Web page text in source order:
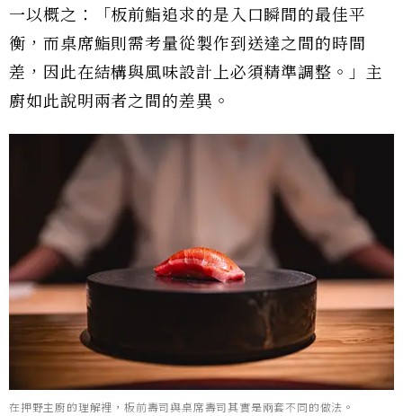
一以概之：「板前鮨追求的是入口瞬間的最佳平
衡，而桌席鮨則需考量從製作到送達之間的時間
差，因此在結構與風味設計上必須精準調整。」主
廚如此說明兩者之間的差異。
在押野主廚的理解裡，板前壽司與桌席壽司其實是兩套不同的做法。